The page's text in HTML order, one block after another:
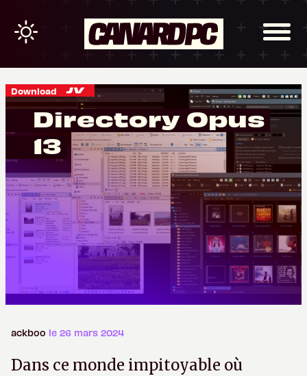
Download
Directory Opus
13
ackboo le 26 mars 2024
Dans ce monde impitoyable où